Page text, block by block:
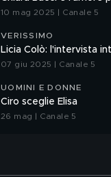
10 mag 2025 | Canale 5
VERISSIMO
Licia Colò: l'intervista
07 giu 2025 | Canale 5
UOMINI E DONNE
Ciro sceglie Elisa
26 mag | Canale 5